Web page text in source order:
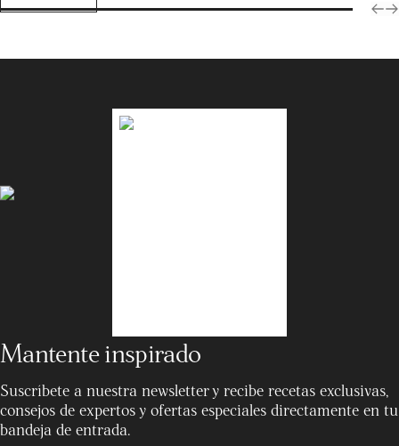
Mantente inspirado
Suscríbete a nuestra newsletter y recibe recetas exclusivas,
consejos de expertos y ofertas especiales directamente en tu
bandeja de entrada.